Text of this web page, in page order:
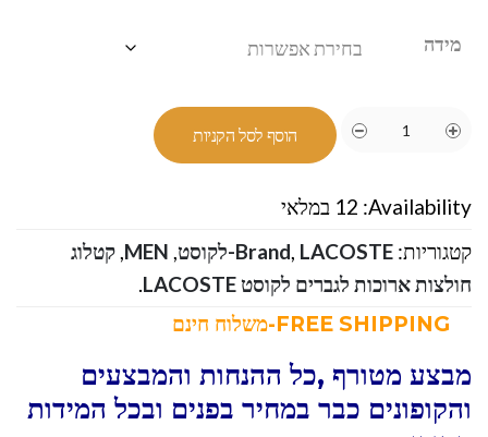
מידה
הוסף לסל הקניות
Availability: 12 במלאי
קטגוריות:
Brand, LACOSTE-לקוסט ,
MEN
,קטלוג
חולצות ארוכות לגברים לקוסט LACOSTE
.
מבצע מטורף ,כל ההנחות והמבצעים
והקופונים כבר במחיר בפנים ובכל המידות